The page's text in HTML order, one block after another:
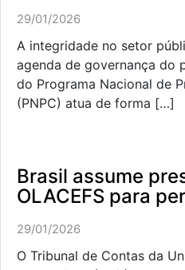
29/01/2026
A integridade no setor
agenda de governança do
do Programa Nacional de
(PNPC) atua de forma […]
Brasil assume
OLACEFS para
29/01/2026
O Tribunal de Contas da